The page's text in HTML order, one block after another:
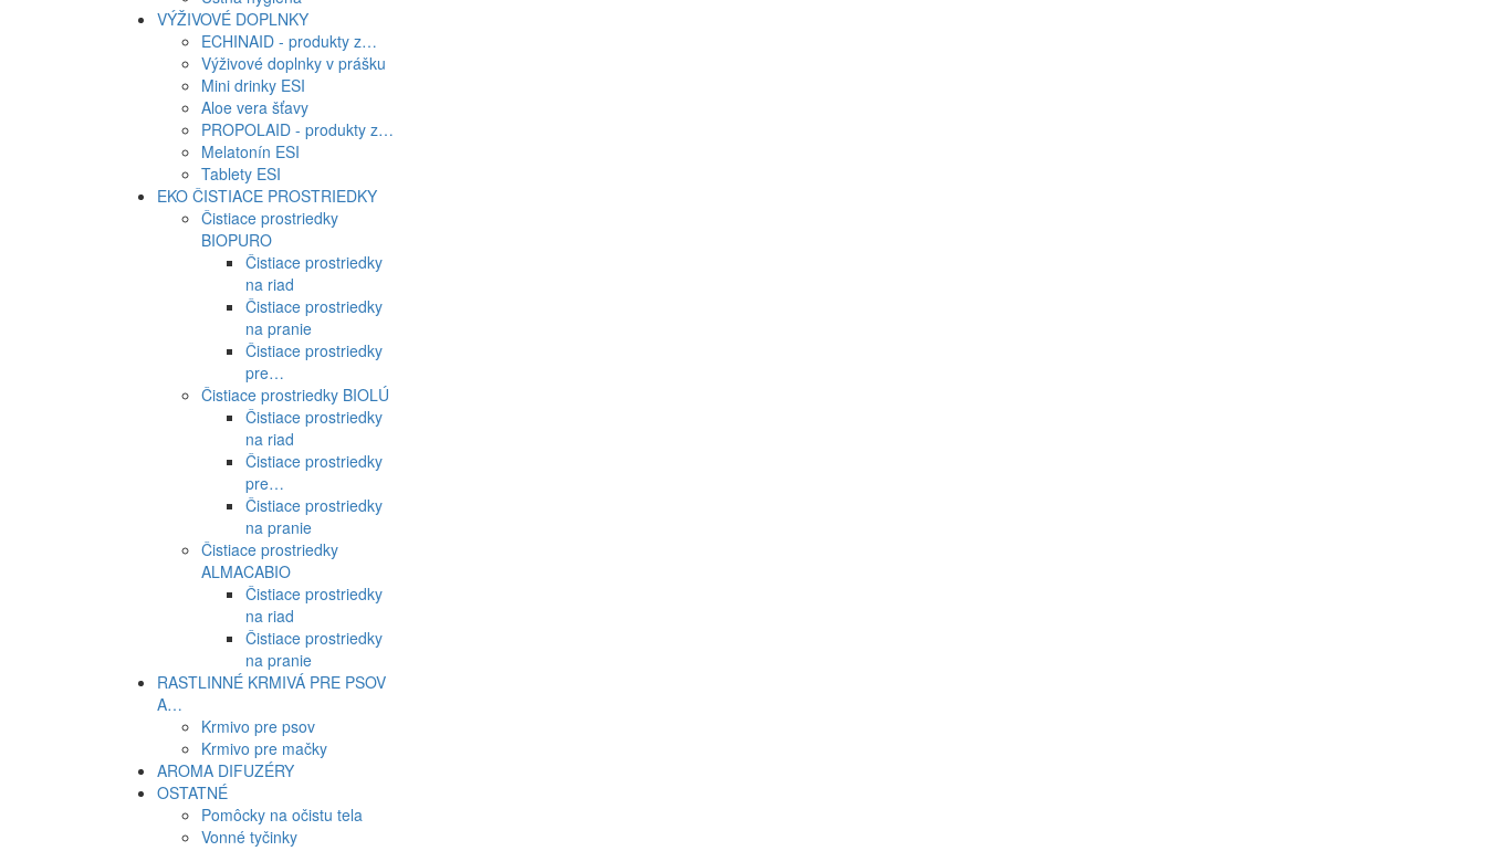
VÝŽIVOVÉ DOPLNKY
ECHINAID - produkty z…
Výživové doplnky v prášku
Mini drinky ESI
Aloe vera šťavy
PROPOLAID - produkty z…
Melatonín ESI
Tablety ESI
EKO ČISTIACE PROSTRIEDKY
Čistiace prostriedky
BIOPURO
Čistiace prostriedky
na riad
Čistiace prostriedky
na pranie
Čistiace prostriedky
pre…
Čistiace prostriedky BIOLÚ
Čistiace prostriedky
na riad
Čistiace prostriedky
pre…
Čistiace prostriedky
na pranie
Čistiace prostriedky
ALMACABIO
Čistiace prostriedky
na riad
Čistiace prostriedky
na pranie
RASTLINNÉ KRMIVÁ PRE PSOV
A…
Krmivo pre psov
Krmivo pre mačky
AROMA DIFUZÉRY
OSTATNÉ
Pomôcky na očistu tela
Vonné tyčinky